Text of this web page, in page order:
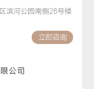
滨河公园南侧28号楼
立即咨询
公司